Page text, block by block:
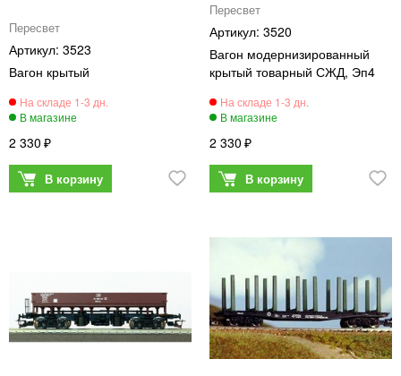
Пересвет
3523
Вагон крытый
2 330
Пересвет
3520
Вагон модернизированный
крытый товарный СЖД, Эп4
2 330